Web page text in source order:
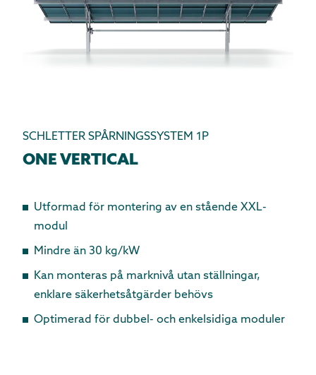
SCHLETTER SPÅRNINGSSYSTEM 1P
ONE VERTICAL
Utformad för montering av en stående XXL-
modul
Mindre än 30 kg/kW
Kan monteras på marknivå utan ställningar,
enklare säkerhetsåtgärder behövs
Optimerad för dubbel- och enkelsidiga moduler